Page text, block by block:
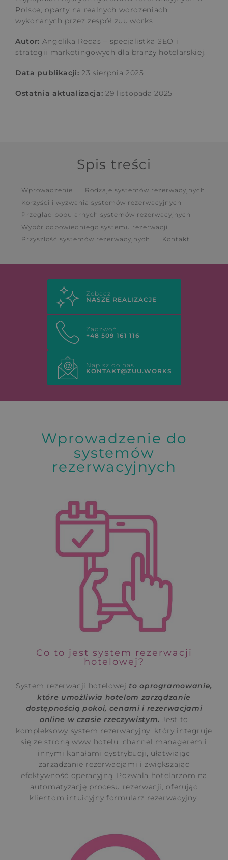
Polsce, oparty na realnych wdrożeniach
wykonanych przez zespół zuu.works
Autor: Angelika Redas – specjalistka SEO i
strategii marketingowych dla branży hotelarskiej.
Data publikacji: 23 sierpnia 2025
Ostatnia aktualizacja: 29 listopada 2025
Spis treści
Wprowadzenie
Rodzaje systemów rezerwacyjnych
Korzyści i wyzwania systemów rezerwacyjnych
Przegląd popularnych systemów rezerwacyjnych
Wybór odpowiedniego systemu rezerwacji
Przyszłość systemów rezerwacyjnych
Kontakt
Zobacz
NASZE REALIZACJE
Zadzwoń
+48 509 161 116
Napisz do nas
KONTAKT@ZUU.WORKS
Wprowadzenie do
systemów
rezerwacyjnych
Co to jest system rezerwacji
hotelowej?
System rezerwacji hotelowej to oprogramowanie,
które umożliwia hotelom zarządzanie
dostępnością pokoi, cenami i rezerwacjami
online w czasie rzeczywistym. Jest to
kompleksowy system rezerwacyjny, który integruje
się ze stroną www hotelu, channel managerem i
innymi kanałami dystrybucji, ułatwiając
zarządzanie rezerwacjami i zwiększając
efektywność operacyjną. Pozwala hotelarzom na
automatyzację procesu rezerwacji, oferując
klientom intuicyjny formularz rezerwacyjny.